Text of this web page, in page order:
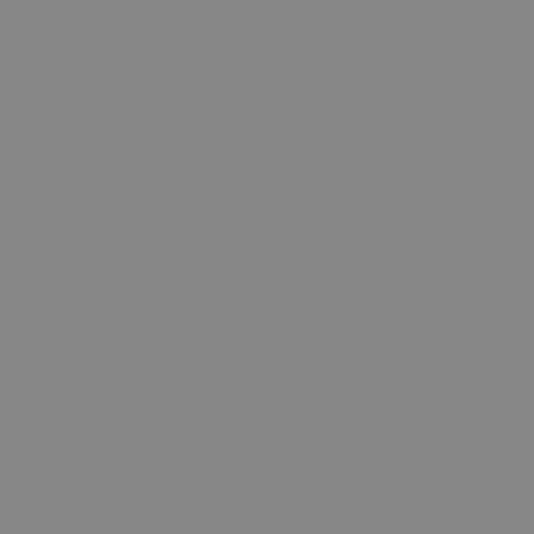
Jedná se o variantu
Google na
hodnotu pro
předvoleb pro
webu používá
informace o tom,
kterou koncový
kterou koncový